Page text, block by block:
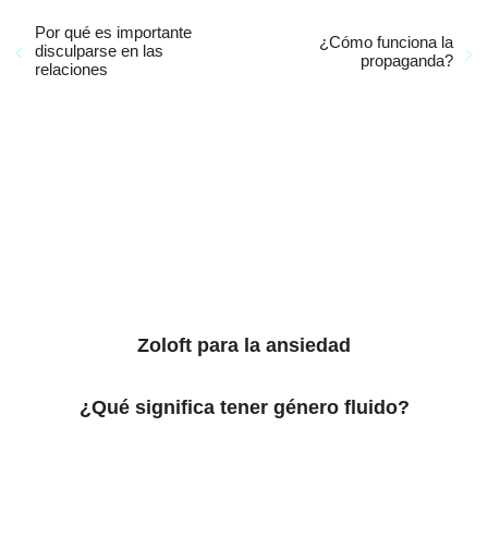
Por qué es importante
disculparse en las
relaciones
¿Cómo funciona la
propaganda?
Zoloft para la ansiedad
¿Qué significa tener género fluido?